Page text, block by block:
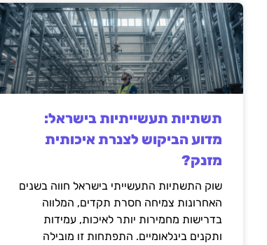
תשתיות תעשייתיות בישראל:
מדוע הביקוש לצנרת איכותית
מזנק?
שוק התשתיות התעשייתי בישראל חווה בשנים
האחרונות צמיחה חסרת תקדים, המלווה
בדרישות מחמירות יותר לאיכות, עמידות
ותקנים בינלאומיים. התפתחות זו מובילה